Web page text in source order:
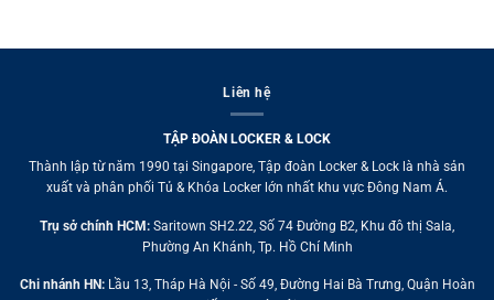
Liên hệ
TẬP ĐOÀN LOCKER & LOCK
Thành lập từ năm 1990 tại Singapore, Tập đoàn Locker & Lock là nhà sản
xuất và phân phối Tủ & Khóa Locker lớn nhất khu vực Đông Nam Á.
Trụ sở chính HCM: Saritown SH2.22, Số 74 Đường B2, Khu đô thị Sala,
Phường An Khánh, Tp. Hồ Chí Minh
Chi nhánh HN:Lầu 13, Tháp Hà Nội - Số 49, Đường Hai Bà Trưng, Quận Hoàn